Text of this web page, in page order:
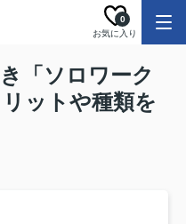
お気に入り
0
「ソロワーク
ットや種類を